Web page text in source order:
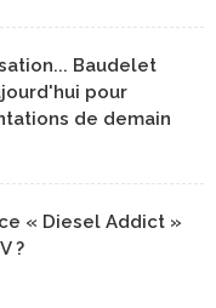
Baudelet
pour
de demain
« Diesel Addict »
?